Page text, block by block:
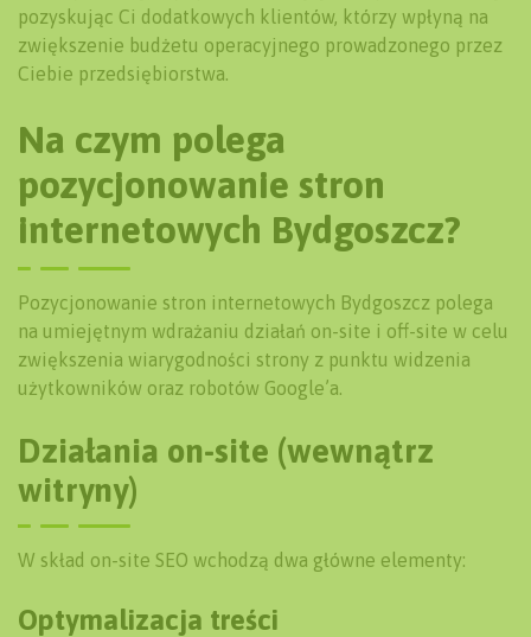
pozyskując Ci dodatkowych klientów, którzy wpłyną na
zwiększenie budżetu operacyjnego prowadzonego przez
Ciebie przedsiębiorstwa.
Na czym polega
pozycjonowanie stron
internetowych Bydgoszcz?
Pozycjonowanie stron internetowych Bydgoszcz polega
na umiejętnym wdrażaniu działań on-site i off-site w celu
zwiększenia wiarygodności strony z punktu widzenia
użytkowników oraz robotów Google’a.
Działania on-site (wewnątrz
witryny)
W skład on-site SEO wchodzą dwa główne elementy:
Optymalizacja treści